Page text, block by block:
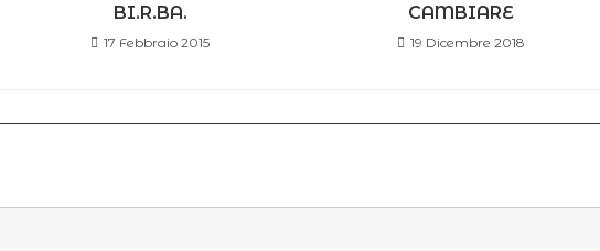
BI.R.BA.
17 Febbraio 2015
CAMBIARE
19 Dicembre 2018